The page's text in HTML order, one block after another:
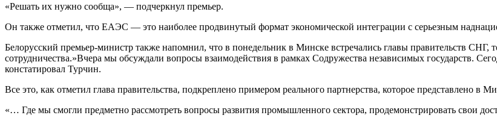
«Решать их нужно сообща», — подчеркнул премьер.
Он также отметил, что ЕАЭС — это наиболее продвинутый формат экономической интеграции с серьезным
Белорусский премьер-министр также напомнил, что в понедельник в Минске встречались главы правительств СНГ,
сотрудничества.»Вчера мы обсуждали вопросы взаимодействия в рамках Содружества независимых государств.
констатировал Турчин.
Все это, как отметил глава правительства, подкреплено примером реального партнерства, которое
«… Где мы смогли предметно рассмотреть вопросы развития промышленного сектора, продемонстрировать свои